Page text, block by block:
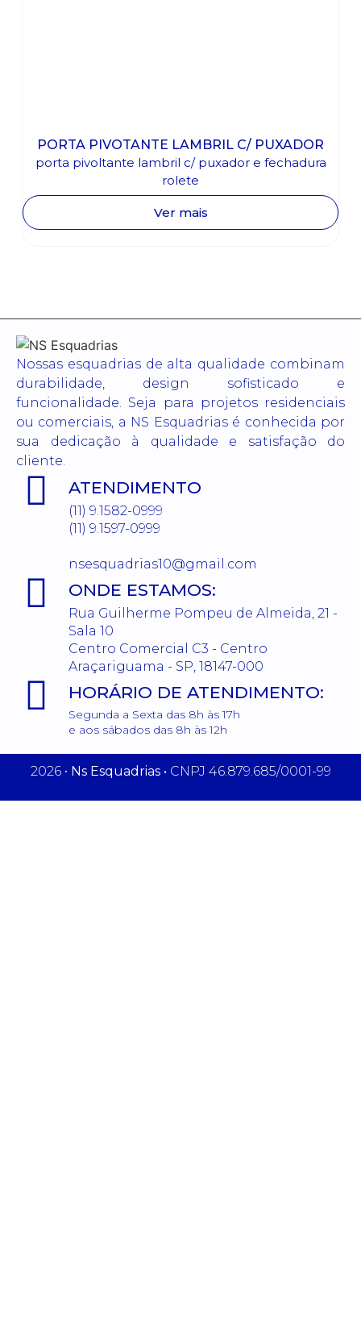
PORTA PIVOTANTE LAMBRIL C/ PUXADOR
porta pivoltante lambril c/ puxador e fechadura
rolete
Ver mais
Nossas esquadrias de alta qualidade combinam
durabilidade, design sofisticado e
funcionalidade. Seja para projetos residenciais
ou comerciais, a NS Esquadrias é conhecida por
sua dedicação à qualidade e satisfação do
cliente.
ATENDIMENTO
(11) 9.1582-0999
(11) 9.1597-0999
nsesquadrias10@gmail.com
ONDE ESTAMOS:
Rua Guilherme Pompeu de Almeida, 21 -
Sala 10
Centro Comercial C3 - Centro
Araçariguama - SP, 18147-000
HORÁRIO DE ATENDIMENTO:
Segunda a Sexta das 8h às 17h
e aos sábados das 8h às 12h
2026 • Ns Esquadrias •CNPJ 46.879.685/0001-99